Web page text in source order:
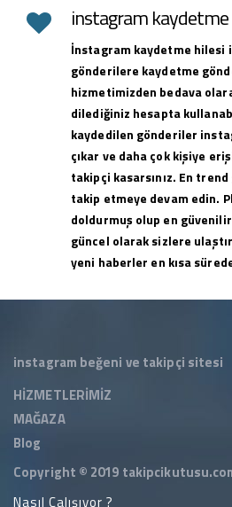
instagram kaydetme
İnstagram kaydetme hilesi
gönderilere kaydetme
hizmetimizden bedava
dilediğiniz hesapta
kaydedilen gönderiler
çıkar ve daha çok kişiye
takipçi kasarsınız. En
takip etmeye devam edin.
doldurmuş olup en
güncel olarak sizlere
yeni haberler en kısa
instagram beğeni ve takipçi sitesi
HİZMETLERİMİZ
MAĞAZA
Blog
Copyright © 2019
Nasıl Çalışıyor ?